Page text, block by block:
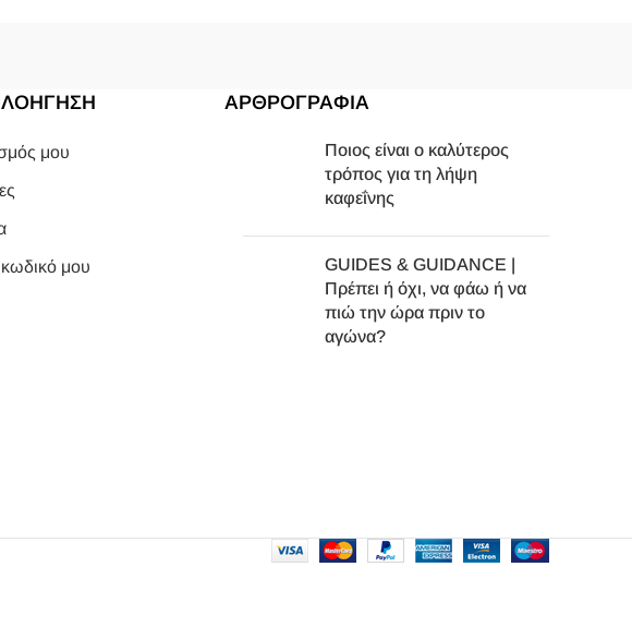
μου
μου
ΑΡΘΡΟΓΡΑΦΙΑ
Ποιος είναι ο καλύτερος
τρόπος για τη λήψη
καφεΐνης
GUIDES & GUIDANCE |
Πρέπει ή όχι, να φάω ή να
πιώ την ώρα πριν το
αγώνα?